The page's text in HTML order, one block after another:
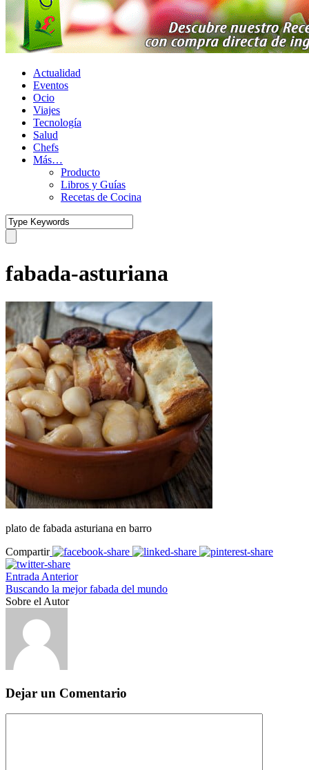
Actualidad
Eventos
Ocio
Viajes
Tecnología
Salud
Chefs
Más…
Producto
Libros y Guías
Recetas de Cocina
fabada-asturiana
plato de fabada asturiana en barro
Compartir
Entrada Anterior
Buscando la mejor fabada del mundo
Sobre el Autor
Dejar un Comentario